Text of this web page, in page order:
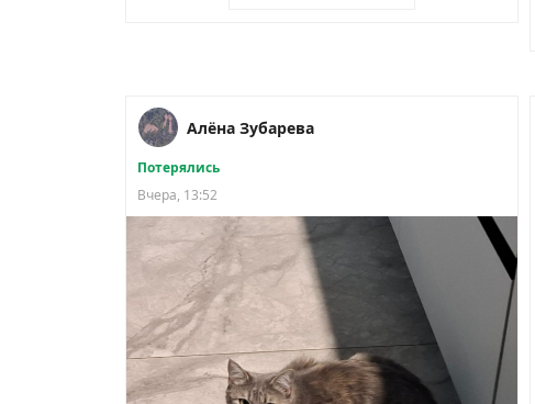
Алёна Зубарева
Потерялись
Вчера, 13:52